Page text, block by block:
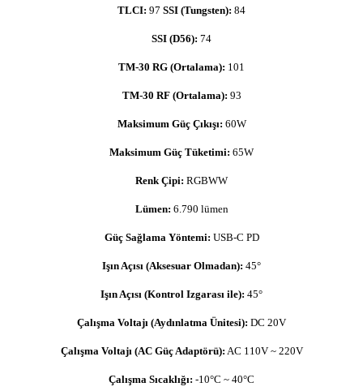
TLCI: 97 SSI (Tungsten): 84
SSI (D56): 74
TM-30 RG (Ortalama): 101
TM-30 RF (Ortalama): 93
Maksimum Güç Çıkışı: 60W
Maksimum Güç Tüketimi: 65W
Renk Çipi: RGBWW
Lümen: 6.790 lümen
Güç Sağlama Yöntemi: USB-C PD
Işın Açısı (Aksesuar Olmadan): 45°
Işın Açısı (Kontrol Izgarası ile): 45°
Çalışma Voltajı (Aydınlatma Ünitesi): DC 20V
Çalışma Voltajı (AC Güç Adaptörü): AC 110V ~ 220V
Çalışma Sıcaklığı: -10°C ~ 40°C